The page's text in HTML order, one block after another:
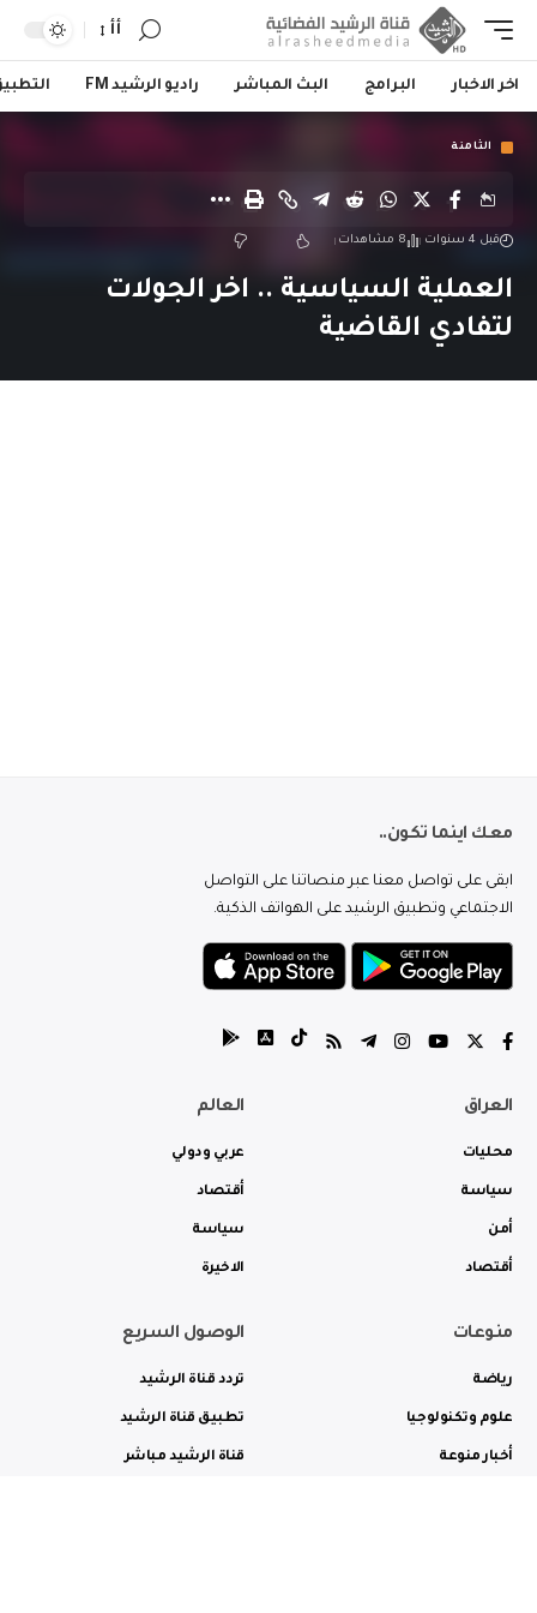
أأ
اخر الاخبار البرامج البث المباشر راديو الرشيد FM
الثامنة
قبل 4 سنوات 8 مشاهدات
العملية السياسية .. اخر الجولات
لتفادي القاضية
معك اينما تكون..
ابقى على تواصل معنا عبر منصاتنا على التواصل
الاجتماعي وتطبيق الرشيد على الهواتف الذكية.
العراق
محليات
سياسة
أمن
أقتصاد
العالم
عربي ودولي
أقتصاد
سياسة
الاخيرة
منوعات
رياضة
علوم وتكنولوجيا
أخبار منوعة
الوصول السريع
تردد قناة الرشيد
تطبيق قناة الرشيد
قناة الرشيد مباشر